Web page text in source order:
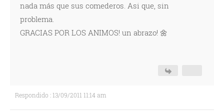
nada más que sus comederos. Asi que, sin
problema.
GRACIAS POR LOS ANIMOS! un abrazo! 🌼
Respondido : 13/09/2011 11:14 am